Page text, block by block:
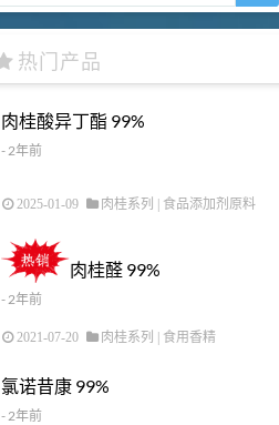
热门产品
肉桂酸异丁酯 99%
- 2年前
2025-01-09 肉桂系列 食品添加剂原料
肉桂醛 99%
- 2年前
2021-07-20 肉桂系列 | 食用香精
氯诺昔康 99%
- 2年前